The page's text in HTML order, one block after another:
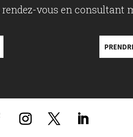
vous en consultant